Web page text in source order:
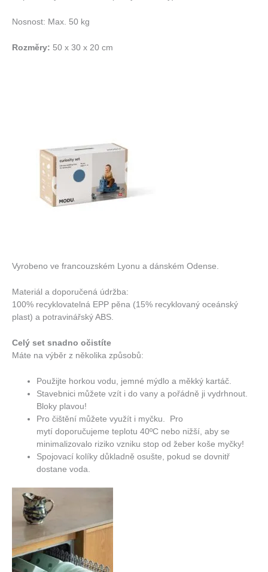
Nosnost: Max. 50 kg
Rozměry: 50 x 30 x 20 cm
Vyrobeno ve francouzském Lyonu a dánském Odense.
Materiál a doporučená údržba:
100% recyklovatelná EPP pěna (15% recyklovaný oceánský
plast) a potravinářský ABS.
Celý set snadno očistíte
Máte na výběr z několika způsobů:
Použijte horkou vodu, jemné mýdlo a měkký kartáč.
Stavebnici můžete vzít i do vany a pořádně ji vydrhnout.
Bloky plavou!
Pro čištění můžete využít i myčku.
Pro
mytídoporučujeme teplotu 40ºC nebo nižší, aby se
minimalizovalo riziko vzniku stop od žeber koše myčky!
Spojovací kolíky důkladně osušte, pokud se dovnitř
dostane voda.